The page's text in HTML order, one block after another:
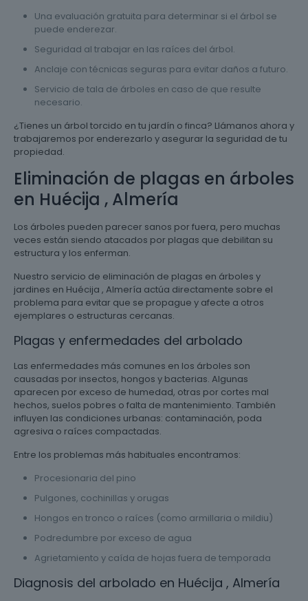
Una evaluación gratuita para determinar si el árbol se
puede enderezar.
Seguridad al trabajar en las raíces del árbol.
Anclaje con técnicas seguras para evitar daños a futuro.
Servicio de tala de árboles en caso de que resulte
necesario.
¿Tienes un árbol torcido en tu jardín o finca? Llámanos ahora y
trabajaremos por enderezarlo y asegurar la seguridad de tu
propiedad.
Eliminación de plagas en árboles
en Huécija , Almería
Los árboles pueden parecer sanos por fuera, pero muchas
veces están siendo atacados por plagas que debilitan su
estructura y los enferman.
Nuestro servicio de eliminación de plagas en árboles y
jardines en Huécija , Almería actúa directamente sobre el
problema para evitar que se propague y afecte a otros
ejemplares o estructuras cercanas.
Plagas y enfermedades del arbolado
Las enfermedades más comunes en los árboles son
causadas por insectos, hongos y bacterias. Algunas
aparecen por exceso de humedad, otras por cortes mal
hechos, suelos pobres o falta de mantenimiento. También
influyen las condiciones urbanas: contaminación, poda
agresiva o raíces compactadas.
Entre los problemas más habituales encontramos:
Procesionaria del pino
Pulgones, cochinillas y orugas
Hongos en tronco o raíces (como armillaria o mildiu)
Podredumbre por exceso de agua
Agrietamiento y caída de hojas fuera de temporada
Diagnosis del arbolado en Huécija , Almería